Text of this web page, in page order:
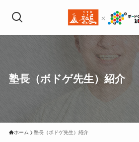
塾長（ボドゲ先生）紹介
ホーム 塾長（ボドゲ先生）紹介